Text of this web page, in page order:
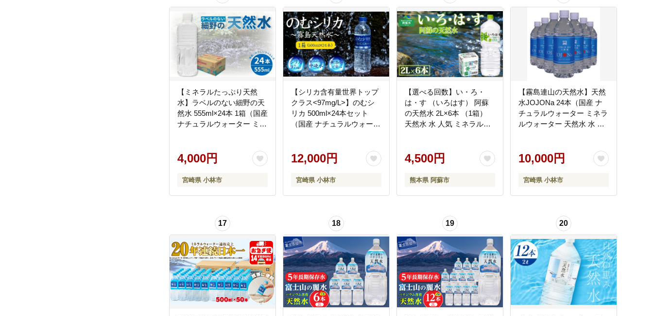
【ミネラルたっぷり天然
水】ラベルのない細野の天
然水 555ml×24本 1箱（国産
ナチュラルウォーター ミネ
リカ 美容 人気 ペットボト
ル 霧島 宮崎 送料無料 長期
保存）
4,000円
宮崎県 小林市
【シリカ含有量世界トップ
クラス<97mg/L>】のむシ
リカ 500ml×24本セット
（国産 ナチュラルウォータ
島 宮崎 小林市）
12,000円
宮崎県 小林市
【選べる回数】い・ろ・
は・す （いろはす） 阿蘇
の天然水 2L×6本 （1箱）
天然水 水 人気 ミネラルウ
ンク 飲料水 飲料
4,500円
熊本県 阿蘇市
【霧島連山の天然水】天然
水JOJONa 24本（国産 ナ
チュラルウォーター ミネラ
ルウォーター 天然水 水 シ
10,000円
宮崎県 小林市
17 18 19 20